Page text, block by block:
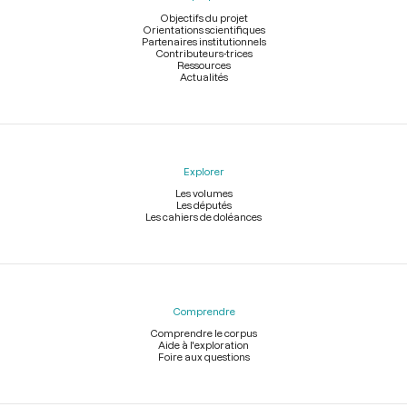
Objectifs du projet
Orientations scientifiques
Partenaires institutionnels
Contributeurs-trices
Ressources
Actualités
Explorer
Les volumes
Les députés
Les cahiers de doléances
Comprendre
Comprendre le corpus
Aide à l'exploration
Foire aux questions